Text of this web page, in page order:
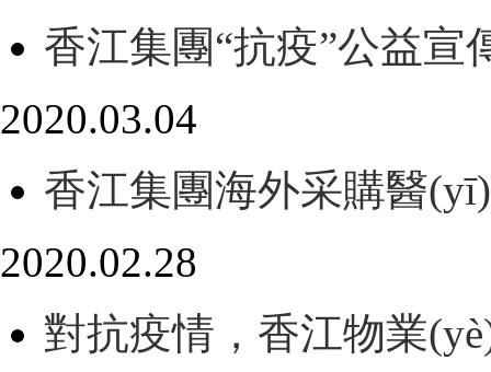
香江集團“抗疫”公益宣
2020.03.04
香江集團海外采購醫
2020.02.28
對抗疫情，香江物業